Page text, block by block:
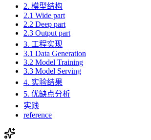
2. 模型结构
2.1 Wide part
2.2 Deep part
2.3 Output part
3. 工程实现
3.1 Data Generation
3.2 Model Training
3.3 Model Serving
4. 实验结果
5. 优缺点分析
实践
reference